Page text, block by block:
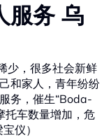
服务 乌
少，很多社会新鲜
和家人，青年纷纷
务，催生“Boda-
托车数量增加，危
仪）